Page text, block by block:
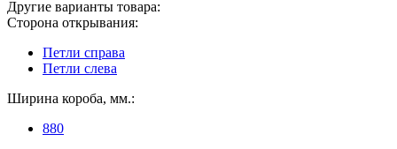
Другие варианты товара:
Сторона открывания:
Петли справа
Петли слева
Ширина короба, мм.:
880